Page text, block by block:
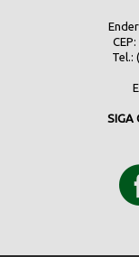
Tel.:
SIGA